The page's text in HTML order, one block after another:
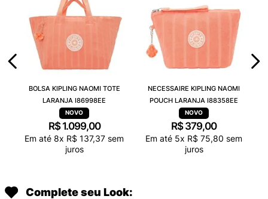
BOLSA KIPLING NAOMI TOTE
LARANJA I86998EE
R$ 1.099,00
Em até 8x R$ 137,37 sem
juros
NECESSAIRE KIPLING NAOMI
POUCH LARANJA I88358EE
R$ 379,00
Em até 5x R$ 75,80 sem
juros
Complete seu Look: